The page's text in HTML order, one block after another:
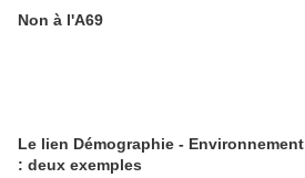
Non à l'A69
Le lien Démographie - Environnement
: deux exemples